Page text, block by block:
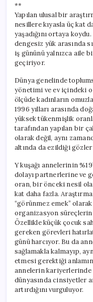
**
Yapılan ulusal bir
nesillere kıyasla üç kat
yaşadığını ortaya
dengesiz yük arasında
iş gününü yalnızca aile
geçiriyor.
Dünya genelinde
yönetimi ve ev içindeki
ölçüde kadınların
1996 yılları arasında
yüksek tükenmişlik
tarafından yapılan bir
olarak değil, aynı
altında da ezildiği
Y kuşağı annelerinin
dolayı partnerlerine ve
oran, bir önceki nesil
kat daha fazla.
“görünmez emek”
organizasyon
Özellikle küçük çocuk
gereken görevleri
günü harcıyor. Bu da
sağlamakla kalmayıp,
etmesi gerektiği
annelerin kariyerlerinde
dünyasında cinsiyetler
artırdığını vurguluyor.